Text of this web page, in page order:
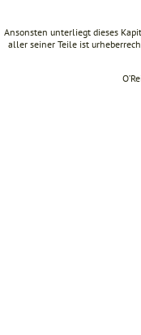
Ansonsten unterliegt dieses
aller seiner Teile ist